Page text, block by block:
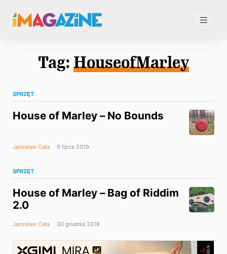
Tag: HouseofMarley
SPRZĘT
House of Marley – No Bounds
Jarosław Cała 9 lipca 2019
SPRZĘT
House of Marley – Bag of Riddim
2.0
Jarosław Cała 30 grudnia 2018